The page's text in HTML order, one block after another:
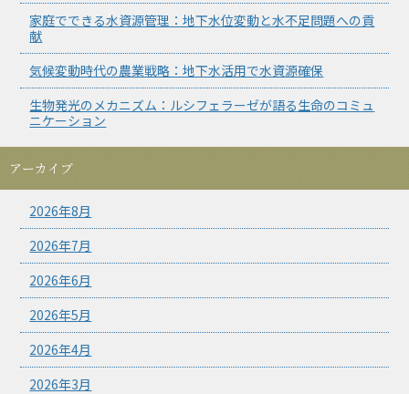
家庭でできる水資源管理：地下水位変動と水不足問題への貢
献
気候変動時代の農業戦略：地下水活用で水資源確保
生物発光のメカニズム：ルシフェラーゼが語る生命のコミュ
ニケーション
アーカイブ
2026年8月
2026年7月
2026年6月
2026年5月
2026年4月
2026年3月